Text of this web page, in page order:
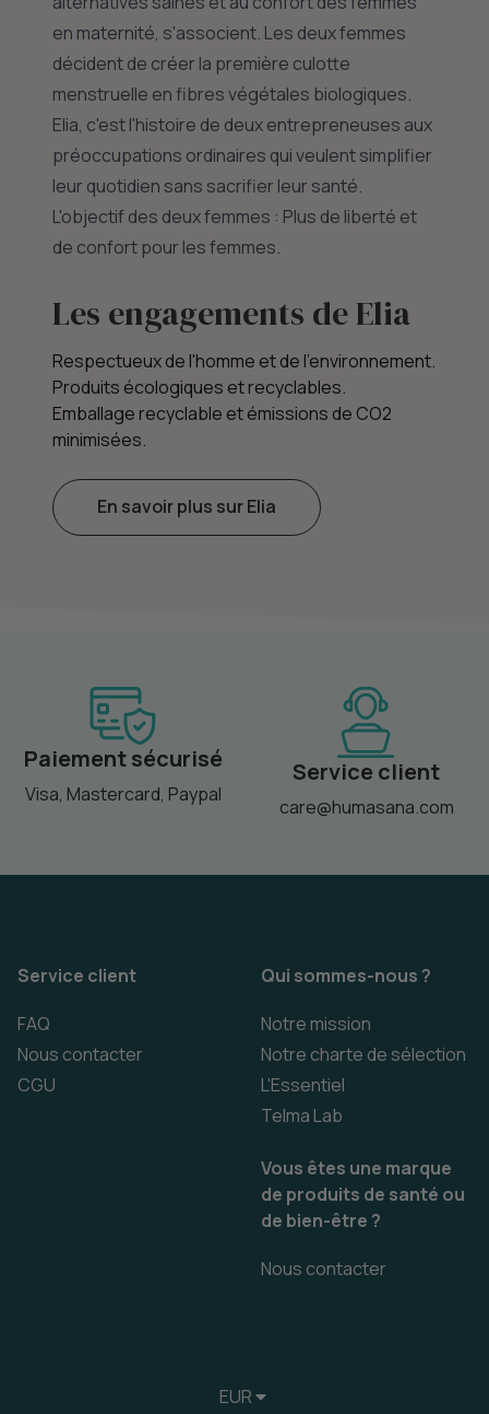
en maternité, s'associent. Les deux femmes
décident de créer la première culotte
menstruelle en fibres végétales biologiques.
Elia, c'est l'histoire de deux entrepreneuses aux
préoccupations ordinaires qui veulent simplifier
leur quotidien sans sacrifier leur santé.
L'objectif des deux femmes : Plus de liberté et
de confort pour les femmes.
Les engagements de Elia
Respectueux de l'homme et de l'environnement.
Produits écologiques et recyclables.
Emballage recyclable et émissions de CO2
minimisées.
En savoir plus sur Elia
Paiement sécurisé
Visa, Mastercard, Paypal
Service client
care@humasana.com
Service client
FAQ
Nous contacter
CGU
Qui sommes-nous ?
Notre mission
Notre charte de sélection
L'Essentiel
Telma Lab
Vous êtes une marque
de produits de santé ou
de bien-être ?
Nous contacter
EUR